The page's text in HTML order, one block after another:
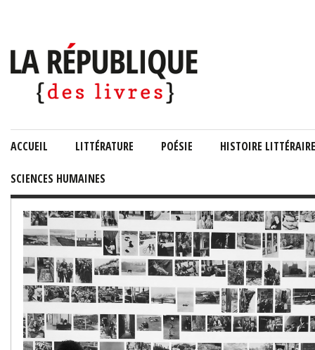
ACCUEIL LITTÉRATURE POÉSIE HISTOIRE LITTÉRAIRE
SCIENCES HUMAINES